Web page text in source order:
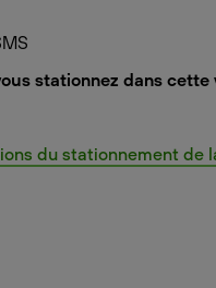
stationnez dans
du stationnement de